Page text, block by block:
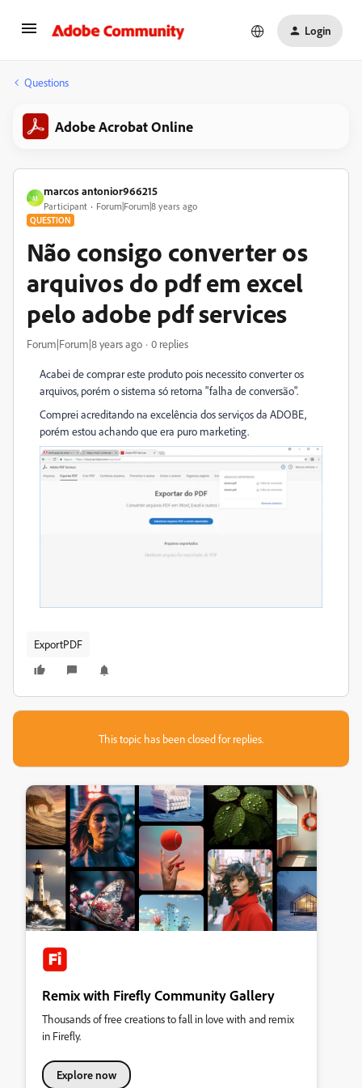
Login
Questions
Adobe Acrobat Online
M
marcos antonior966215
Participant Forum|Forum|8 years ago
QUESTION
Não consigo converter os
arquivos do pdf em excel
pelo adobe pdf services
Forum|Forum|8 years ago 0 replies
Acabei de comprar este produto pois necessito converter os
arquivos, porém o sistema só retorna "falha de conversão".
Comprei acreditando na excelência dos serviços da ADOBE,
porém estou achando que era puro marketing.
ExportPDF
This topic has been closed for replies.
Remix with Firefly Community Gallery
Thousands of free creations to fall in love with and remix
in Firefly.
Explore now